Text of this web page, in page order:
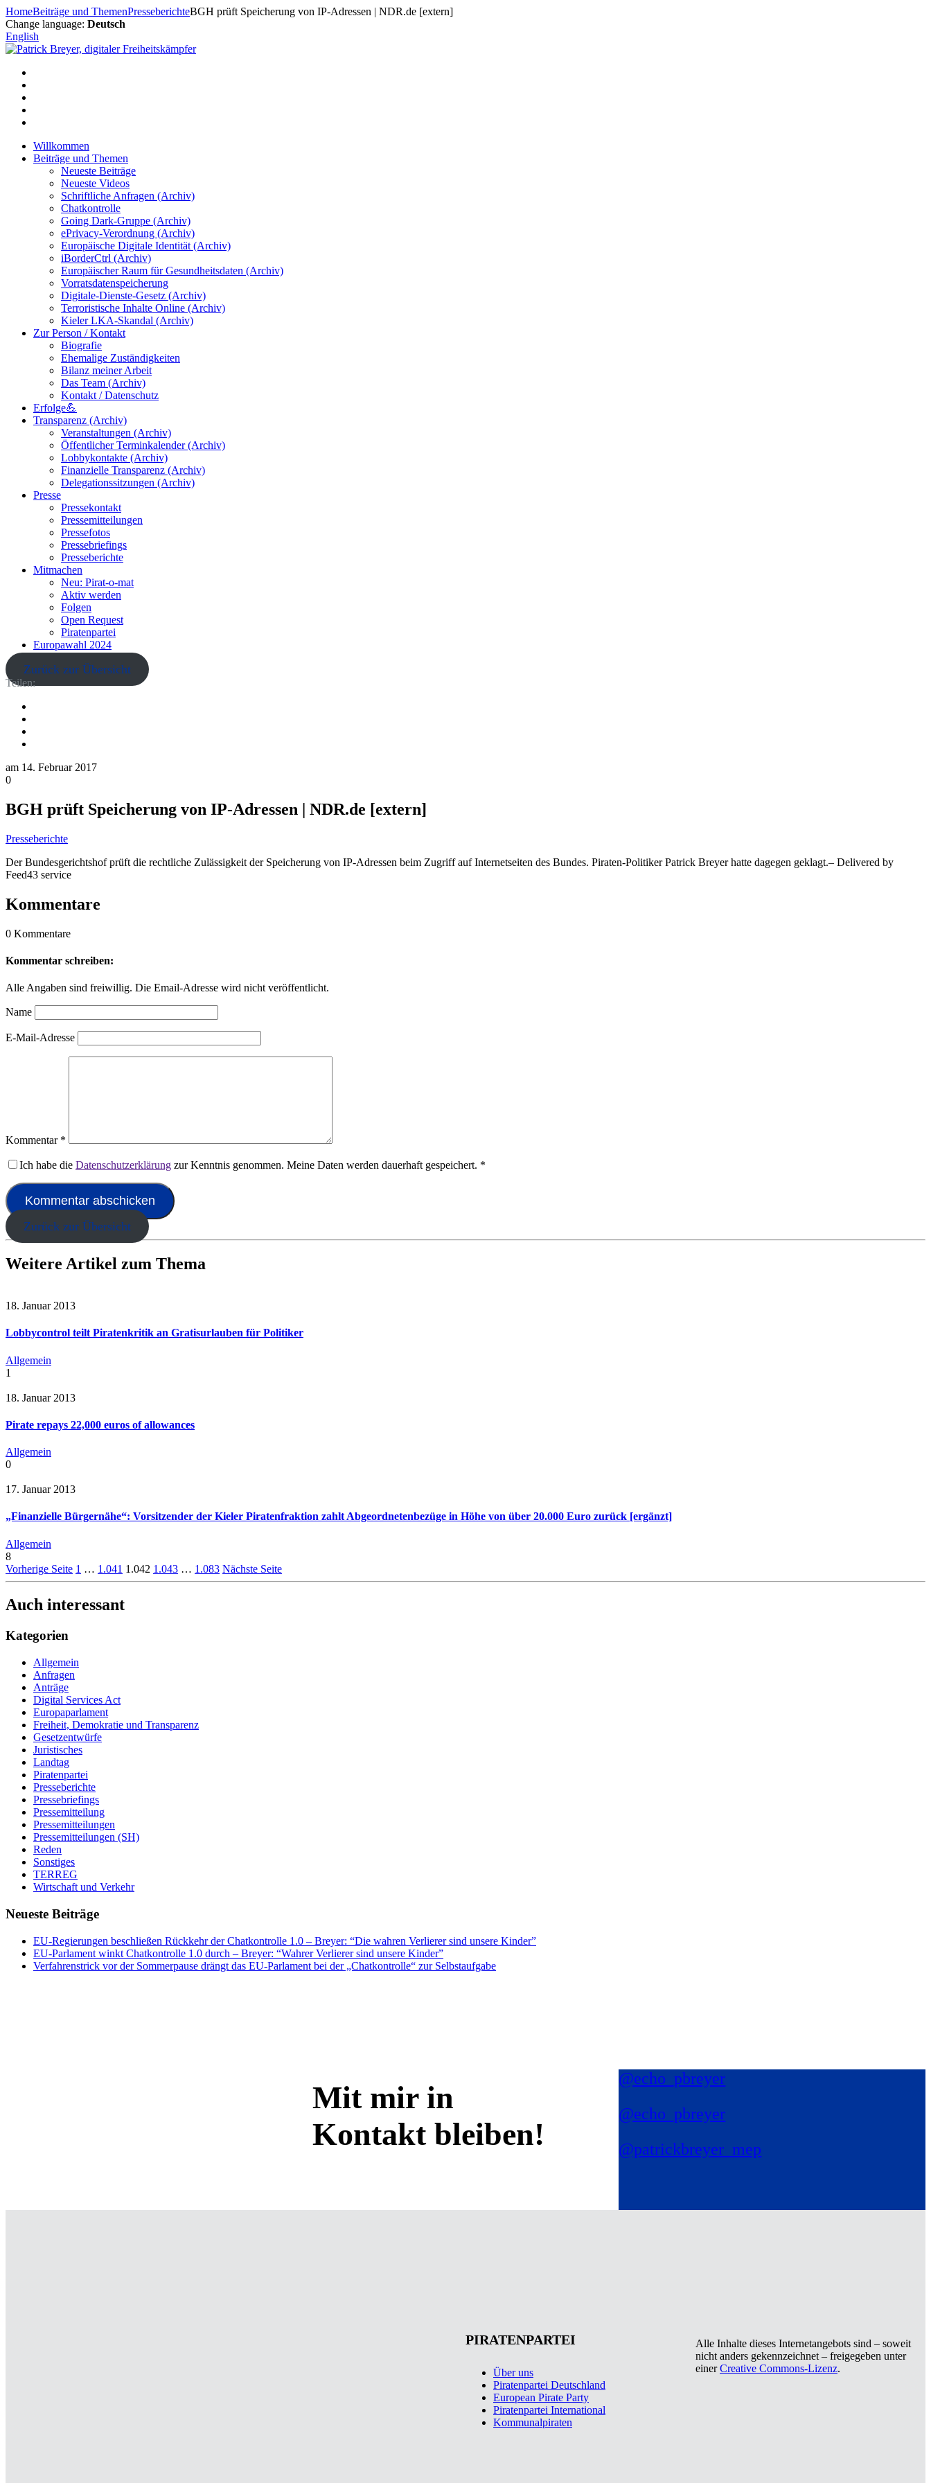
Zum
Inhalt
springen
HomeBeiträge und ThemenPresseberichteBGH prüft Speicherung von IP-Adressen | NDR.de [extern]
Change language: Deutsch
English
Willkommen
Beiträge und Themen
Neueste Beiträge
Neueste Videos
Schriftliche Anfragen (Archiv)
Chatkontrolle
Going Dark-Gruppe (Archiv)
ePrivacy-Verordnung (Archiv)
Europäische Digitale Identität (Archiv)
iBorderCtrl (Archiv)
Europäischer Raum für Gesundheitsdaten (Archiv)
Vorratsdatenspeicherung
Digitale-Dienste-Gesetz (Archiv)
Terroristische Inhalte Online (Archiv)
Kieler LKA-Skandal (Archiv)
Zur Person / Kontakt
Biografie
Ehemalige Zuständigkeiten
Bilanz meiner Arbeit
Das Team (Archiv)
Kontakt / Datenschutz
Erfolge💪
Transparenz (Archiv)
Veranstaltungen (Archiv)
Öffentlicher Terminkalender (Archiv)
Lobbykontakte (Archiv)
Finanzielle Transparenz (Archiv)
Delegationssitzungen (Archiv)
Presse
Pressekontakt
Pressemitteilungen
Pressefotos
Pressebriefings
Presseberichte
Mitmachen
Neu: Pirat-o-mat
Aktiv werden
Folgen
Open Request
Piratenpartei
Europawahl 2024
Zurück zur Übersicht
Teilen:
am 14. Februar 2017
0
BGH prüft Speicherung von IP-Adressen | NDR.de [extern]
Presseberichte
Der Bundesgerichtshof prüft die rechtliche Zulässigkeit der Speicherung von IP-Adressen beim Zugriff auf Internetseiten des Bundes. Piraten-Politiker Patrick Breyer hatte dagegen geklagt.– Delivered by
Feed43 service
Kommentare
0 Kommentare
Kommentar schreiben:
Alle Angaben sind freiwillig. Die Email-Adresse wird nicht veröffentlicht.
Name
E-Mail-Adresse
Kommentar *
Ich habe die Datenschutzerklärung zur Kenntnis genommen. Meine Daten werden dauerhaft gespeichert. *
Zurück zur Übersicht
Weitere Artikel zum Thema
18. Januar 2013
Lobbycontrol teilt Piratenkritik an Gratisurlauben für Politiker
Allgemein
1
18. Januar 2013
Pirate repays 22,000 euros of allowances
Allgemein
0
17. Januar 2013
„Finanzielle Bürgernähe“: Vorsitzender der Kieler Piratenfraktion zahlt Abgeordnetenbezüge in Höhe von über 20.000 Euro zurück [ergänzt]
Allgemein
8
Vorherige Seite 1 … 1.041 1.042 1.043 … 1.083 Nächste Seite
Auch interessant
Kategorien
Allgemein
Anfragen
Anträge
Digital Services Act
Europaparlament
Freiheit, Demokratie und Transparenz
Gesetzentwürfe
Juristisches
Landtag
Piratenpartei
Presseberichte
Pressebriefings
Pressemitteilung
Pressemitteilungen
Pressemitteilungen (SH)
Reden
Sonstiges
TERREG
Wirtschaft und Verkehr
Neueste Beiträge
EU-Regierungen beschließen Rückkehr der Chatkontrolle 1.0 – Breyer: “Die wahren Verlierer sind unsere Kinder”
EU-Parlament winkt Chatkontrolle 1.0 durch – Breyer: “Wahrer Verlierer sind unsere Kinder”
Verfahrenstrick vor der Sommerpause drängt das EU-Parlament bei der „Chatkontrolle“ zur Selbstaufgabe
Mit mir in
Kontakt bleiben!
@echo_pbreyer
@echo_pbreyer
@patrickbreyer_mep
PIRATENPARTEI
Über uns
Piratenpartei Deutschland
European Pirate Party
Piratenpartei International
Kommunalpiraten
Alle Inhalte dieses Internetangebots sind – soweit
nicht anders gekennzeichnet – freigegeben unter
einerCreative Commons-Lizenz.